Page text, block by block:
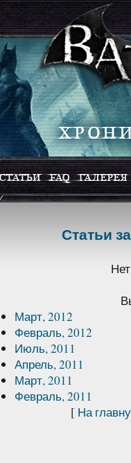
Статьи
Март, 2012
Февраль, 2012
Июль, 2011
Апрель, 2011
Март, 2011
Февраль, 2011
[ На